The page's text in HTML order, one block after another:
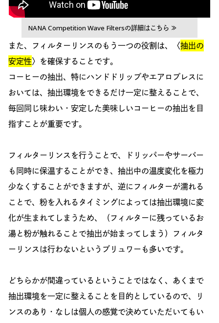
NANA Competition Wave Filtersの詳細はこちら ≫
また、フィルターリンスのもう一つの役割は、〈抽出の
安定性〉を確保することです。
コーヒーの抽出、特にハンドドリップやエアロプレスに
おいては、抽出環境をできるだけ一定に整えることで、
毎回同じ味わい・安定した美味しいコーヒーの抽出を目
指すことが重要です。
フィルターリンスを行うことで、ドリッパーやサーバー
も同時に保温することができ、抽出中の温度変化を極力
少なくすることができますが、逆にフィルターが濡れる
ことで、粉を入れるタイミングによっては抽出環境に変
化が生まれてしまうため、（フィルターに残っているお
湯と粉が触れることで抽出が始まってしまう）フィルタ
ーリンスは行わないというブリュワーも多いです。
どちらかが間違っているということではなく、あくまで
抽出環境を一定に整えることを目的としているので、リ
ンスのあり・なしは個人の感覚で決めていただいてもい